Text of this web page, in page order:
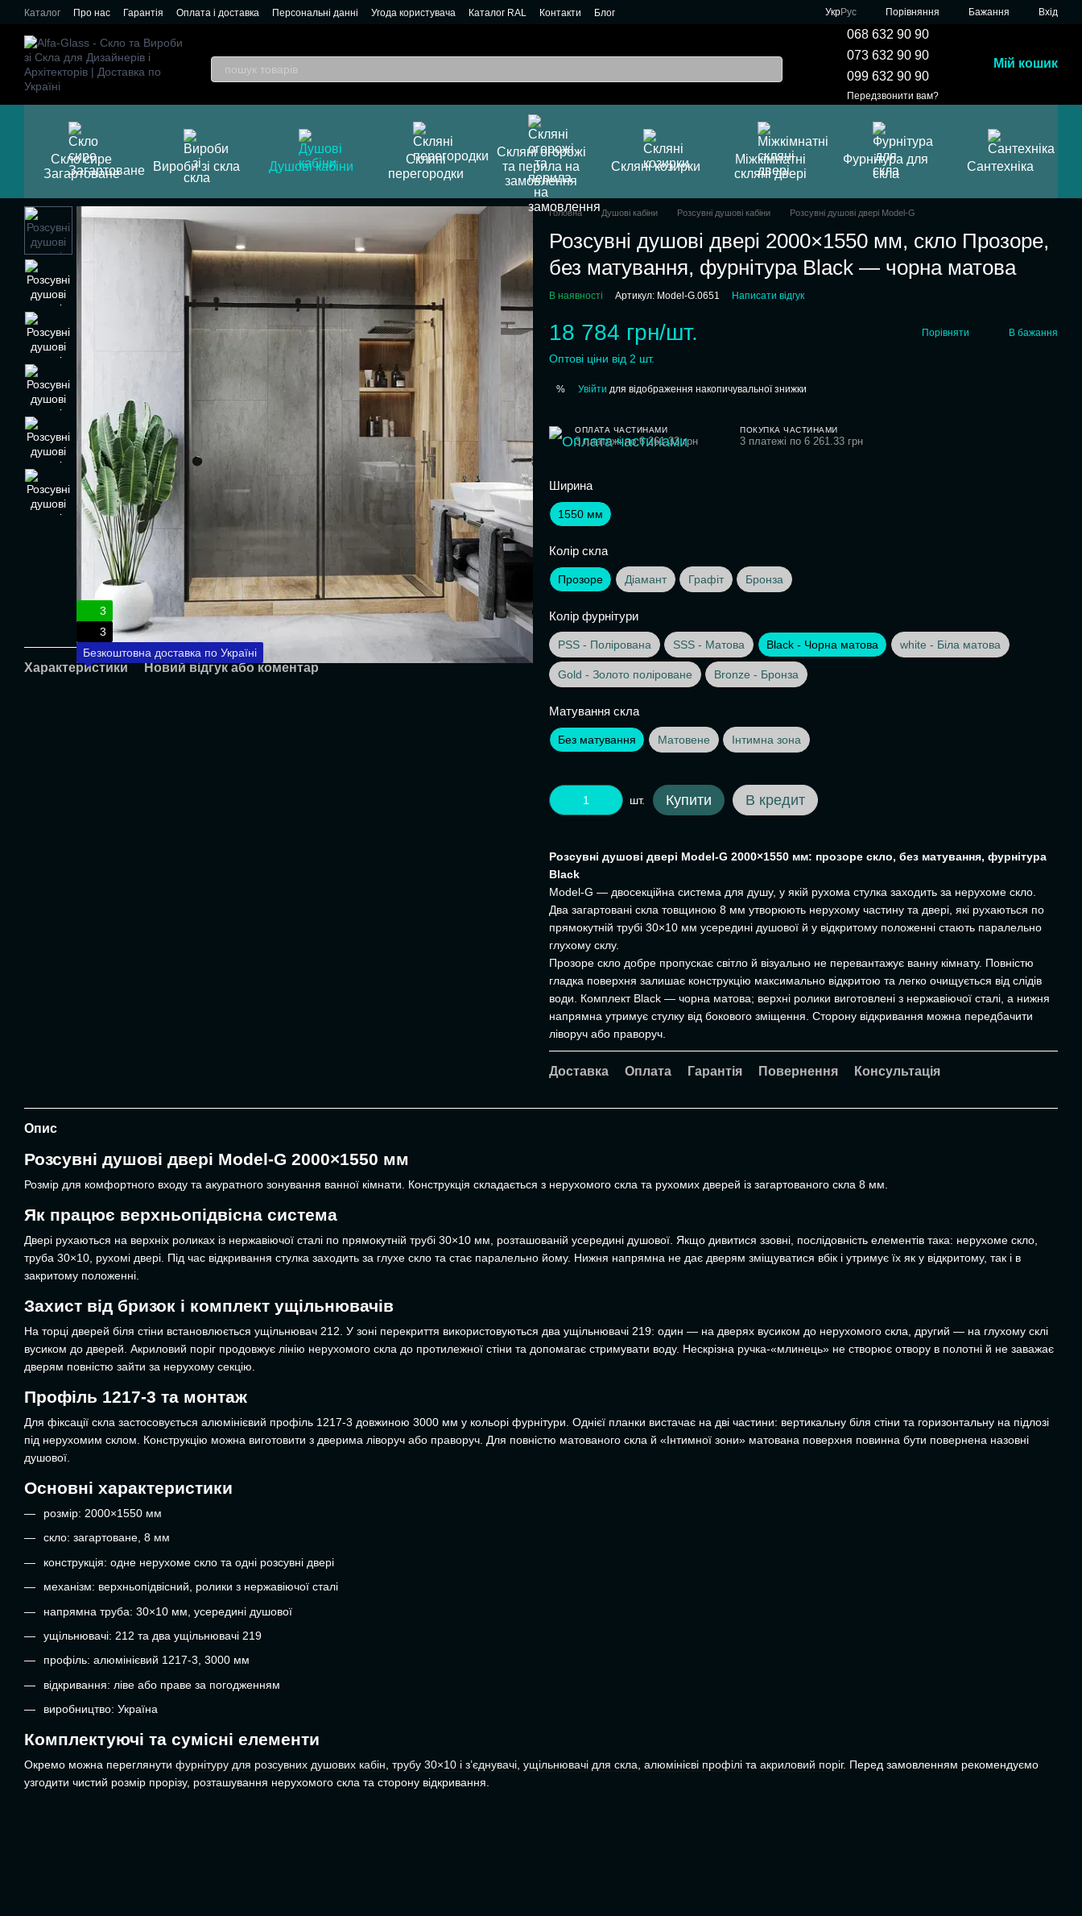
Перейти до основного контенту
Каталог Про нас Гарантія Оплата і доставка Персональні данні Угода користувача Каталог RAL Контакти Блог УкрРус Порівняння Бажання Вхід
068 632 90 90
073 632 90 90
099 632 90 90
Передзвонити вам?
Мій кошик
Скло сире
Загартоване
Вироби зі скла Душові кабіни
Скляні
перегородки
Скляні огорожі
та перила на
замовлення
Скляні козирки
Міжкімнатні
скляні двері
Фурнітура для
скла
Сантехніка
3
3
Безкоштовна доставка по Україні
Характеристики Новий відгук або коментар
Головна Душові кабіни Розсувні душові кабіни Розсувні душові двері Model-G
Розсувні душові двері 2000×1550 мм, скло Прозоре,
без матування, фурнітура Black — чорна матова
В наявності Артикул: Model-G.0651 Написати відгук
18 784 грн/шт. Порівняти В бажання
Оптові ціни від 2 шт.
% Увійти для відображення накопичувальної знижки
ОПЛАТА ЧАСТИНАМИ
3 платежі по 6 261.33 грн
ПОКУПКА ЧАСТИНАМИ
3 платежі по 6 261.33 грн
Ширина
1550 мм
Колір скла
Прозоре Діамант Графіт Бронза
Колір фурнітури
PSS - Полірована SSS - Матова Black - Чорна матова white - Біла матова
Gold - Золото поліроване Bronze - Бронза
Матування скла
Без матування Матовене Інтимна зона
шт. Купити В кредит
Розсувні душові двері Model-G 2000×1550 мм: прозоре скло, без матування, фурнітура
Black
Model-G — двосекційна система для душу, у якій рухома стулка заходить за нерухоме скло.
Два загартовані скла товщиною 8 мм утворюють нерухому частину та двері, які рухаються по
прямокутній трубі 30×10 мм усередині душової й у відкритому положенні стають паралельно
глухому склу.
Прозоре скло добре пропускає світло й візуально не перевантажує ванну кімнату. Повністю
гладка поверхня залишає конструкцію максимально відкритою та легко очищується від слідів
води. Комплект Black — чорна матова; верхні ролики виготовлені з нержавіючої сталі, а нижня
напрямна утримує стулку від бокового зміщення. Сторону відкривання можна передбачити
ліворуч або праворуч.
Доставка Оплата Гарантія Повернення Консультація
Опис
Розсувні душові двері Model-G 2000×1550 мм
Розмір для комфортного входу та акуратного зонування ванної кімнати. Конструкція складається з нерухомого скла та рухомих дверей із загартованого скла 8 мм.
Як працює верхньопідвісна система
Двері рухаються на верхніх роликах із нержавіючої сталі по прямокутній трубі 30×10 мм, розташованій усередині душової. Якщо дивитися ззовні, послідовність елементів така: нерухоме скло,
труба 30×10, рухомі двері. Під час відкривання стулка заходить за глухе скло та стає паралельно йому. Нижня напрямна не дає дверям зміщуватися вбік і утримує їх як у відкритому, так і в
закритому положенні.
Захист від бризок і комплект ущільнювачів
На торці дверей біля стіни встановлюється ущільнювач 212. У зоні перекриття використовуються два ущільнювачі 219: один — на дверях вусиком до нерухомого скла, другий — на глухому склі
вусиком до дверей. Акриловий поріг продовжує лінію нерухомого скла до протилежної стіни та допомагає стримувати воду. Нескрізна ручка-«млинець» не створює отвору в полотні й не заважає
дверям повністю зайти за нерухому секцію.
Профіль 1217-3 та монтаж
Для фіксації скла застосовується алюмінієвий профіль 1217-3 довжиною 3000 мм у кольорі фурнітури. Однієї планки вистачає на дві частини: вертикальну біля стіни та горизонтальну на підлозі
під нерухомим склом. Конструкцію можна виготовити з дверима ліворуч або праворуч. Для повністю матованого скла й «Інтимної зони» матована поверхня повинна бути повернена назовні
душової.
Основні характеристики
розмір: 2000×1550 мм
скло: загартоване, 8 мм
конструкція: одне нерухоме скло та одні розсувні двері
механізм: верхньопідвісний, ролики з нержавіючої сталі
напрямна труба: 30×10 мм, усередині душової
ущільнювачі: 212 та два ущільнювачі 219
профіль: алюмінієвий 1217-3, 3000 мм
відкривання: ліве або праве за погодженням
виробництво: Україна
Комплектуючі та сумісні елементи
Окремо можна переглянути фурнітуру для розсувних душових кабін трубу 30×10 і з’єднувачі ущільнювачі для скла алюмінієві профілі та акриловий поріг. Перед замовленням рекомендуємо
узгодити чистий розмір прорізу, розташування нерухомого скла та сторону відкривання.